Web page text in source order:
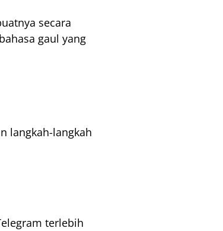
secara
gaul yang
langkah-langkah
terlebih